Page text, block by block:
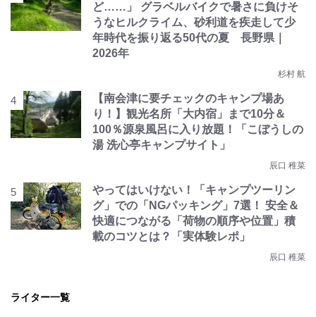
ど……」 グラベルバイクで暑さに負けそ
うなヒルクライム、砂利道を疾走して少
年時代を振り返る50代の夏 長野県｜
2026年
杉村 航
【南会津に要チェックのキャンプ場あ
り！】観光名所「大内宿」まで10分＆
100％源泉風呂に入り放題！「こぼうしの
湯 洗心亭キャンプサイト」
辰口 稚菜
やってはいけない！「キャンプツーリン
グ」での「NGパッキング」7選！ 安全＆
快適につながる「荷物の順序や位置」積
載のコツとは？「実体験レポ」
辰口 稚菜
ライター一覧